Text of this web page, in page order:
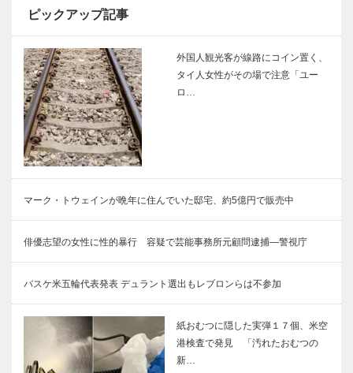
ピックアップ記事
外国人観光客が線路にコイン置く、
タイ人女性がその場で注意「ユー
ロ…
マーク・トウェインが晩年に住んでいた邸宅、約5億円で販売中
俳優志望の女性に性的暴行 容疑で芸能事務所元顧問逮捕―警視庁
バスケ米五輪代表発表 デュラント選出もレブロンらは不参加
紙おむつに隠した実弾１７個、米空
港検査で発見 「汚れたおむつの
新…